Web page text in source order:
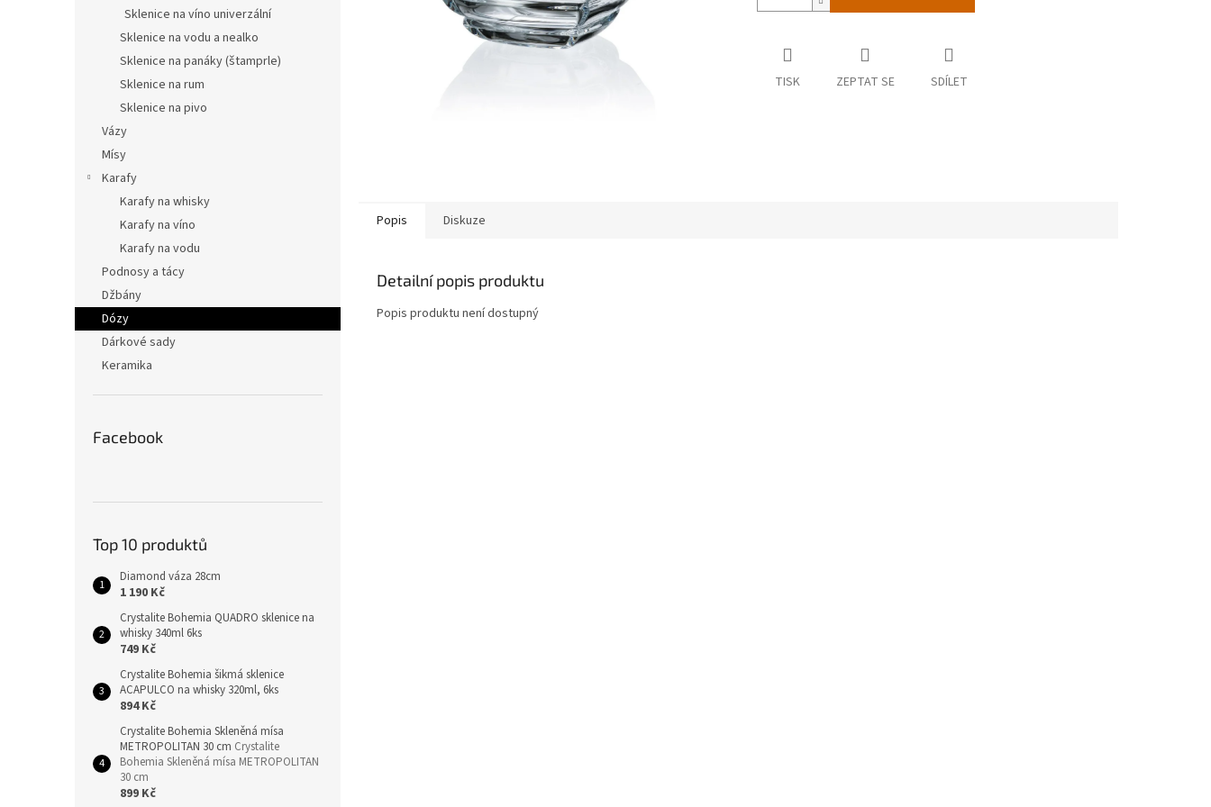
Sklenice na víno univerzální
Sklenice na vodu a nealko
Sklenice na panáky (štamprle)
Sklenice na rum
Sklenice na pivo
Vázy
Mísy
Karafy
Karafy na whisky
Karafy na víno
Karafy na vodu
Podnosy a tácy
Džbány
Dózy
Dárkové sady
Keramika
Facebook
Top 10 produktů
Diamond váza 28cm
1 190 Kč
Crystalite Bohemia QUADRO sklenice na
whisky 340ml 6ks
749 Kč
Crystalite Bohemia šikmá sklenice
ACAPULCO na whisky 320ml, 6ks
894 Kč
Crystalite Bohemia Skleněná mísa
METROPOLITAN 30 cm Crystalite
Bohemia Skleněná mísa METROPOLITAN
30 cm
899 Kč
TISK ZEPTAT SE SDÍLET
Popis Diskuze
Detailní popis produktu
Popis produktu není dostupný